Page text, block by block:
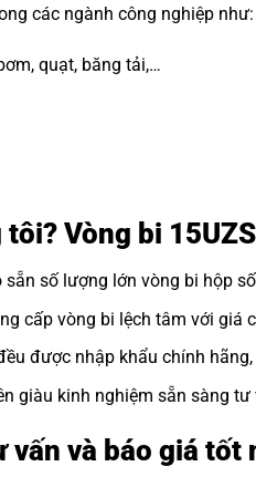
các ngành công nghiệp như:
quạt, băng tải,…
Vòng bi
sẵn số lượng lớn vòng bi hộp số
cấp vòng bi lệch tâm với giá
được nhập khẩu chính
giàu kinh nghiệm sẵn sàng
và báo giá tốt